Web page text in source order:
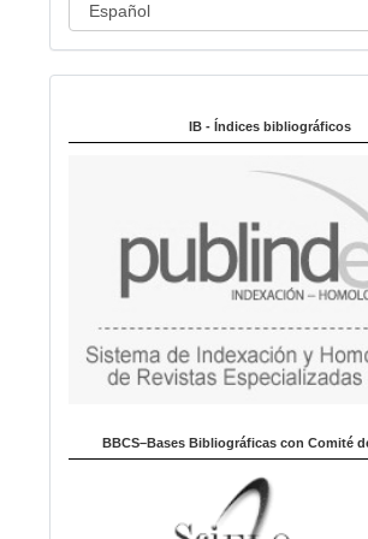
o
d
m
IB - Índices bibliográficos
BBCS–Bases Bibliográficas con Comité